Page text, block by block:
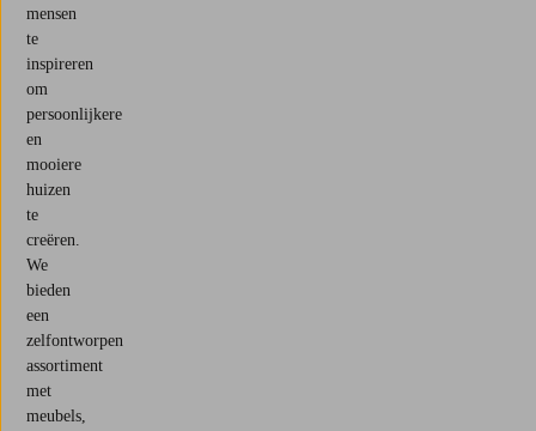
mensen
te
inspireren
om
persoonlijkere
en
mooiere
huizen
te
creëren.
We
bieden
een
zelfontworpen
assortiment
met
meubels,